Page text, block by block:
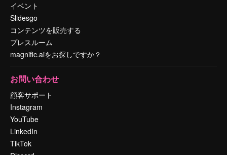
イベント
Slidesgo
コンテンツを販売する
プレスルーム
magnific.aiをお探しですか？
お問い合わせ
顧客サポート
Instagram
YouTube
LinkedIn
TikTok